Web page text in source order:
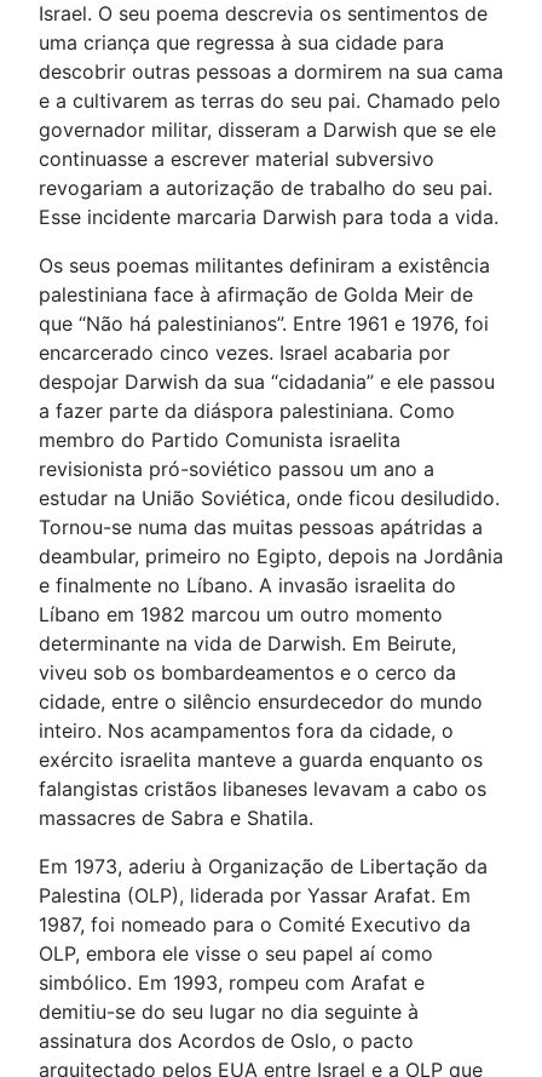
Israel. O seu poema descrevia os sentimentos de
uma criança que regressa à sua cidade para
descobrir outras pessoas a dormirem na sua cama
e a cultivarem as terras do seu pai. Chamado pelo
governador militar, disseram a Darwish que se ele
continuasse a escrever material subversivo
revogariam a autorização de trabalho do seu pai.
Esse incidente marcaria Darwish para toda a vida.
Os seus poemas militantes definiram a existência
palestiniana face à afirmação de Golda Meir de
que “Não há palestinianos”. Entre 1961 e 1976, foi
encarcerado cinco vezes. Israel acabaria por
despojar Darwish da sua “cidadania” e ele passou
a fazer parte da diáspora palestiniana. Como
membro do Partido Comunista israelita
revisionista pró-soviético passou um ano a
estudar na União Soviética, onde ficou desiludido.
Tornou-se numa das muitas pessoas apátridas a
deambular, primeiro no Egipto, depois na Jordânia
e finalmente no Líbano. A invasão israelita do
Líbano em 1982 marcou um outro momento
determinante na vida de Darwish. Em Beirute,
viveu sob os bombardeamentos e o cerco da
cidade, entre o silêncio ensurdecedor do mundo
inteiro. Nos acampamentos fora da cidade, o
exército israelita manteve a guarda enquanto os
falangistas cristãos libaneses levavam a cabo os
massacres de Sabra e Shatila.
Em 1973, aderiu à Organização de Libertação da
Palestina (OLP), liderada por Yassar Arafat. Em
1987, foi nomeado para o Comité Executivo da
OLP, embora ele visse o seu papel aí como
simbólico. Em 1993, rompeu com Arafat e
demitiu-se do seu lugar no dia seguinte à
assinatura dos Acordos de Oslo, o pacto
arquitectado pelos EUA entre Israel e a OLP que